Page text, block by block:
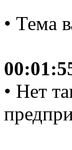
• Тема
• Нет